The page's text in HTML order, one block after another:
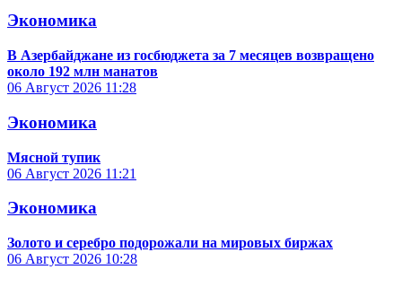
Экономика
В Азербайджане из госбюджета за 7 месяцев возвращено
около 192 млн манатов
06 Август 2026 11:28
Экономика
Мясной тупик
06 Август 2026 11:21
Экономика
Золото и серебро подорожали на мировых биржах
06 Август 2026 10:28